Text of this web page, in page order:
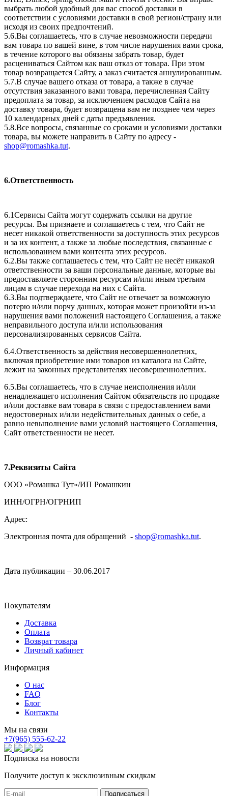
выбрать любой удобный для вас способ доставки в
соответствии с условиями доставки в свой регион/страну или
исходя из своих предпочтений.
5.6.Вы соглашаетесь, что в случае невозможности передачи
вам товара по вашей вине, в том числе нарушения вами срока,
в течение которого вы обязаны забрать товар, будет
расцениваться Сайтом как ваш отказ от товара. При этом
товар возвращается Сайту, а заказ считается аннулированным.
5.7.В случае вашего отказа от товара, а также в случае
отсутствия заказанного вами товара, перечисленная Сайту
предоплата за товар, за исключением расходов Сайта на
доставку товара, будет возвращена вам не позднее чем через
10 календарных дней с даты предъявления.
5.8.Все вопросы, связанные со сроками и условиями доставки
товара, вы можете направить в Сайту по адресу -
shop@romashka.tut.
6.Ответственность
6.1Сервисы Сайта могут содержать ссылки на другие
ресурсы. Вы признаете и соглашаетесь с тем, что Сайт не
несет никакой ответственности за доступность этих ресурсов
и за их контент, а также за любые последствия, связанные с
использованием вами контента этих ресурсов.
6.2.Вы также соглашаетесь с тем, что Сайт не несёт никакой
ответственности за ваши персональные данные, которые вы
предоставляете сторонним ресурсам и/или иным третьим
лицам в случае перехода на них с Сайта.
6.3.Вы подтверждаете, что Сайт не отвечает за возможную
потерю и/или порчу данных, которая может произойти из-за
нарушения вами положений настоящего Соглашения, а также
неправильного доступа и/или использования
персонализированных сервисов Сайта.
6.4.Ответственность за действия несовершеннолетних,
включая приобретение ими товаров из каталога на Сайте,
лежит на законных представителях несовершеннолетних.
6.5.Вы соглашаетесь, что в случае неисполнения и/или
ненадлежащего исполнения Сайтом обязательств по продаже
и/или доставке вам товара в связи с предоставлением вами
недостоверных и/или недействительных данных о себе, а
равно невыполнение вами условий настоящего Соглашения,
Сайт ответственности не несет.
7.Реквизиты Сайта
ООО «Ромашка Тут»/ИП Ромашкин
ИНН/ОГРН/ОГРНИП
Адрес:
Электронная почта для обращений - shop@romashka.tut.
Дата публикации – 30.06.2017
Покупателям
Доставка
Оплата
Возврат товара
Личный кабинет
Информация
О нас
FAQ
Блог
Контакты
Мы на связи
+7(965) 555-62-22
Подписка на новости
Получите доступ к эксклюзивным скидкам